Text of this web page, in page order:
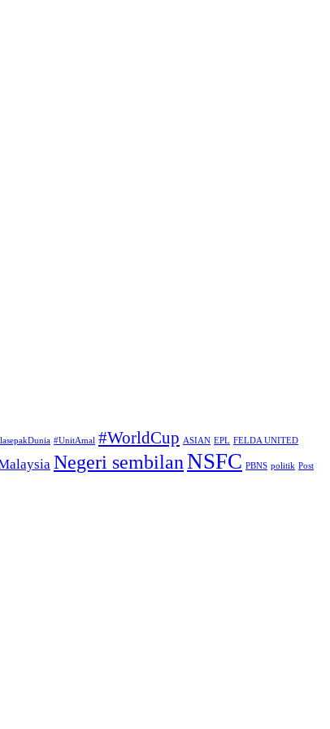
#UnitAmal #WorldCup ASIAN EPL FELDA UNITED
Negeri sembilanNSFC PBNS politik Post